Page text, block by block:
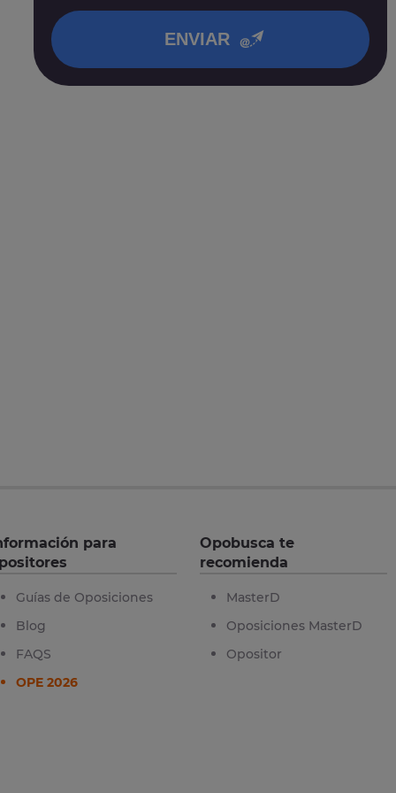
ENVIAR
para
Guías de Oposiciones
Blog
FAQS
OPE 2026
Opobusca te
recomienda
MasterD
Oposiciones MasterD
Opositor